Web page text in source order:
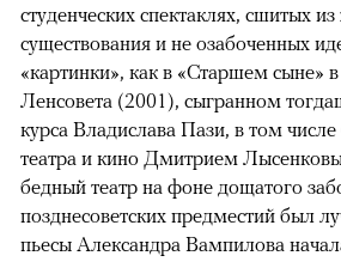
студенческих спектаклях, сшитых
существования и не озабоченных
«картинки», как в «Старшем сыне»
Ленсовета (2001), сыгранном
курса Владислава Пази, в том
театра и кино Дмитрием
бедный театр на фоне дощатого
позднесоветских предместий был
пьесы Александра Вампилова